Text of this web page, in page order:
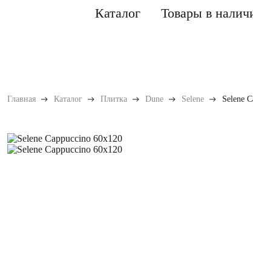
Каталог Товары в
Главная Каталог Плитка Dune Selene Selene